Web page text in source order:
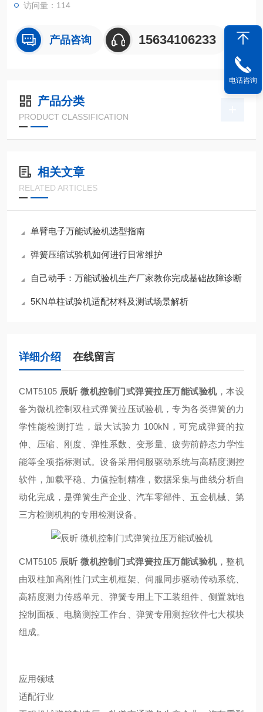
访问量：114
产品咨询 15634106233
产品分类
PRODUCT CLASSIFICATION
相关文章
RELATED ARTICLES
单臂电子万能试验机选型指南
弹簧压缩试验机如何进行日常维护
自己动手：万能试验机生产厂家教你完成基础故障诊断
5KN单柱试验机适配材料及测试场景解析
详细介绍 在线留言
CMT5105 辰昕 微机控制门式弹簧拉压万能试验机，本设
备为微机控制双柱式弹簧拉压试验机，专为各类弹簧的力
学性能检测打造，最大试验力 100kN，可完成弹簧的拉
伸、压缩、刚度、弹性系数、变形量、疲劳前静态力学性
能等全项指标测试。设备采用伺服驱动系统与高精度测控
软件，加载平稳、力值控制精准，数据采集与曲线分析自
动化完成，是弹簧生产企业、汽车零部件、五金机械、第
三方检测机构的专用检测设备。
CMT5105 辰昕 微机控制门式弹簧拉压万能试验机，整机
由双柱加高刚性门式主机框架、伺服同步驱动传动系统、
高精度测力传感单元、弹簧专用上下工装组件、侧置就地
控制面板、电脑测控工作台、弹簧专用测控软件七大模块
组成。
应用领域
适配行业
电话咨询